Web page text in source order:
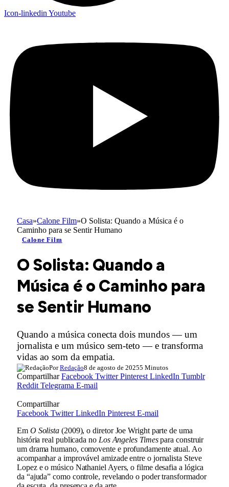
Icon-linkedin Youtube
Casa»Calone Film»O Solista: Quando a Música é o
Caminho para se Sentir Humano
Calone Film
O Solista: Quando a
Música é o Caminho para
se Sentir Humano
Quando a música conecta dois mundos — um
jornalista e um músico sem-teto — e transforma
vidas ao som da empatia.
Por Redação8 de agosto de 20255 Minutos
CompartilharFacebook Twitter Pinterest LinkedIn Tumblr
Reddit Telegrama E-mail
Compartilhar
Facebook Twitter LinkedIn Pinterest E-mail
Em O Solista (2009), o diretor Joe Wright parte de uma
história real publicada no Los Angeles Timespara construir
um drama humano, comovente e profundamente atual. Ao
acompanhar a improvável amizade entre o jornalista Steve
Lopez e o músico Nathaniel Ayers, o filme desafia a lógica
da “ajuda” como controle, revelando o poder transformador